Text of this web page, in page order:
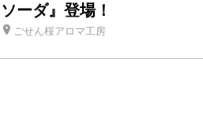
ソーダ』登場！
ごせん桜アロマ工房